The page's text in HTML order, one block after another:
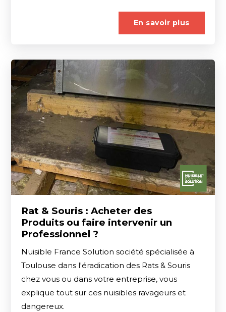
En savoir plus
Rat & Souris : Acheter des
Produits ou faire intervenir un
Professionnel ?
Nuisible France Solution société spécialisée à
Toulouse dans l'éradication des Rats & Souris
chez vous ou dans votre entreprise, vous
explique tout sur ces nuisibles ravageurs et
dangereux.